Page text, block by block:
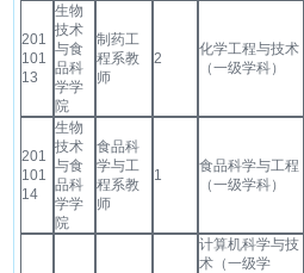
201
101
13
生物
技术
与食
品科
学学
院
制药工
程系教
师
2
化学工程与技术
（一级学科）
201
101
14
生物
技术
与食
品科
学学
院
食品科
学与工
程系教
师
1
食品科学与工程
（一级学科）
计算机科学与技
术（一级学